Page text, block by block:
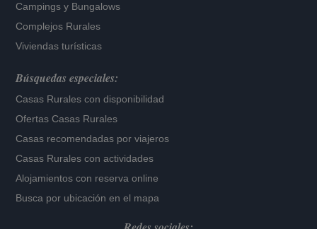
Campings y Bungalows
Complejos Rurales
Viviendas turísticas
Búsquedas especiales:
Casas Rurales con disponibilidad
Ofertas Casas Rurales
Casas recomendadas por viajeros
Casas Rurales con actividades
Alojamientos con reserva online
Busca por ubicación en el mapa